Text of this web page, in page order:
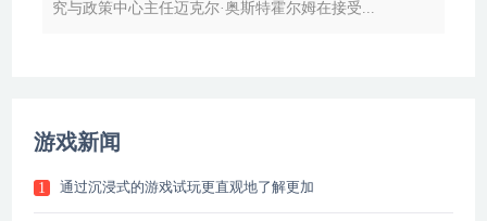
究与政策中心主任迈克尔·奥斯特霍尔姆在接受...
游戏新闻
1 通过沉浸式的游戏试玩更直观地了解更加